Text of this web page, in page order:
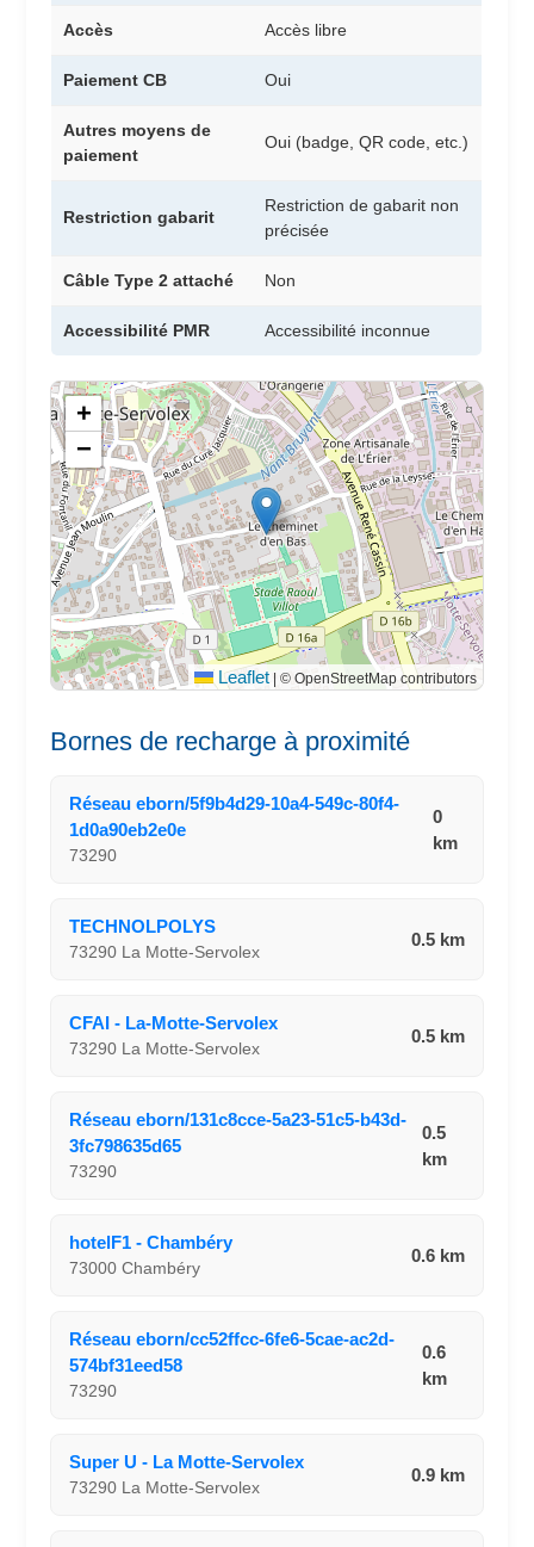
Accès Accès libre
Paiement CB Oui
Autres moyens de
paiement
Oui (badge, QR code, etc.)
Restriction gabarit
Restriction de gabarit non
précisée
Câble Type 2 attaché Non
Accessibilité PMR Accessibilité inconnue
+
−
Leaflet © OpenStreetMap contributors
Bornes de recharge à proximité
Réseau eborn/5f9b4d29-10a4-549c-80f4-
1d0a90eb2e0e
73290
0
km
TECHNOLPOLYS
73290 La Motte-Servolex
0.5 km
CFAI - La-Motte-Servolex
73290 La Motte-Servolex
0.5 km
Réseau eborn/131c8cce-5a23-51c5-b43d-
3fc798635d65
73290
0.5
km
hotelF1 - Chambéry
73000 Chambéry
0.6 km
Réseau eborn/cc52ffcc-6fe6-5cae-ac2d-
574bf31eed58
73290
0.6
km
Super U - La Motte-Servolex
73290 La Motte-Servolex
0.9 km